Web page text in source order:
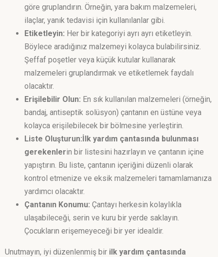
göre gruplandırın. Örneğin, yara bakım malzemeleri,
ilaçlar, yanık tedavisi için kullanılanlar gibi.
Etiketleyin: Her bir kategoriyi ayrı ayrı etiketleyin.
Böylece aradığınız malzemeyi kolayca bulabilirsiniz.
Şeffaf poşetler veya küçük kutular kullanarak
malzemeleri gruplandırmak ve etiketlemek faydalı
olacaktır.
Erişilebilir Olun: En sık kullanılan malzemeleri (örneğin,
bandaj, antiseptik solüsyon) çantanın en üstüne veya
kolayca erişilebilecek bir bölmesine yerleştirin.
Liste Oluşturun:İlk yardım çantasında bulunması
gerekenlerin bir listesini hazırlayın ve çantanın içine
yapıştırın. Bu liste, çantanın içeriğini düzenli olarak
kontrol etmenize ve eksik malzemeleri tamamlamanıza
yardımcı olacaktır.
Çantanın Konumu: Çantayı herkesin kolaylıkla
ulaşabileceği, serin ve kuru bir yerde saklayın.
Çocukların erişemeyeceği bir yer idealdir.
Unutmayın, iyi düzenlenmiş bir ilk yardım çantasında